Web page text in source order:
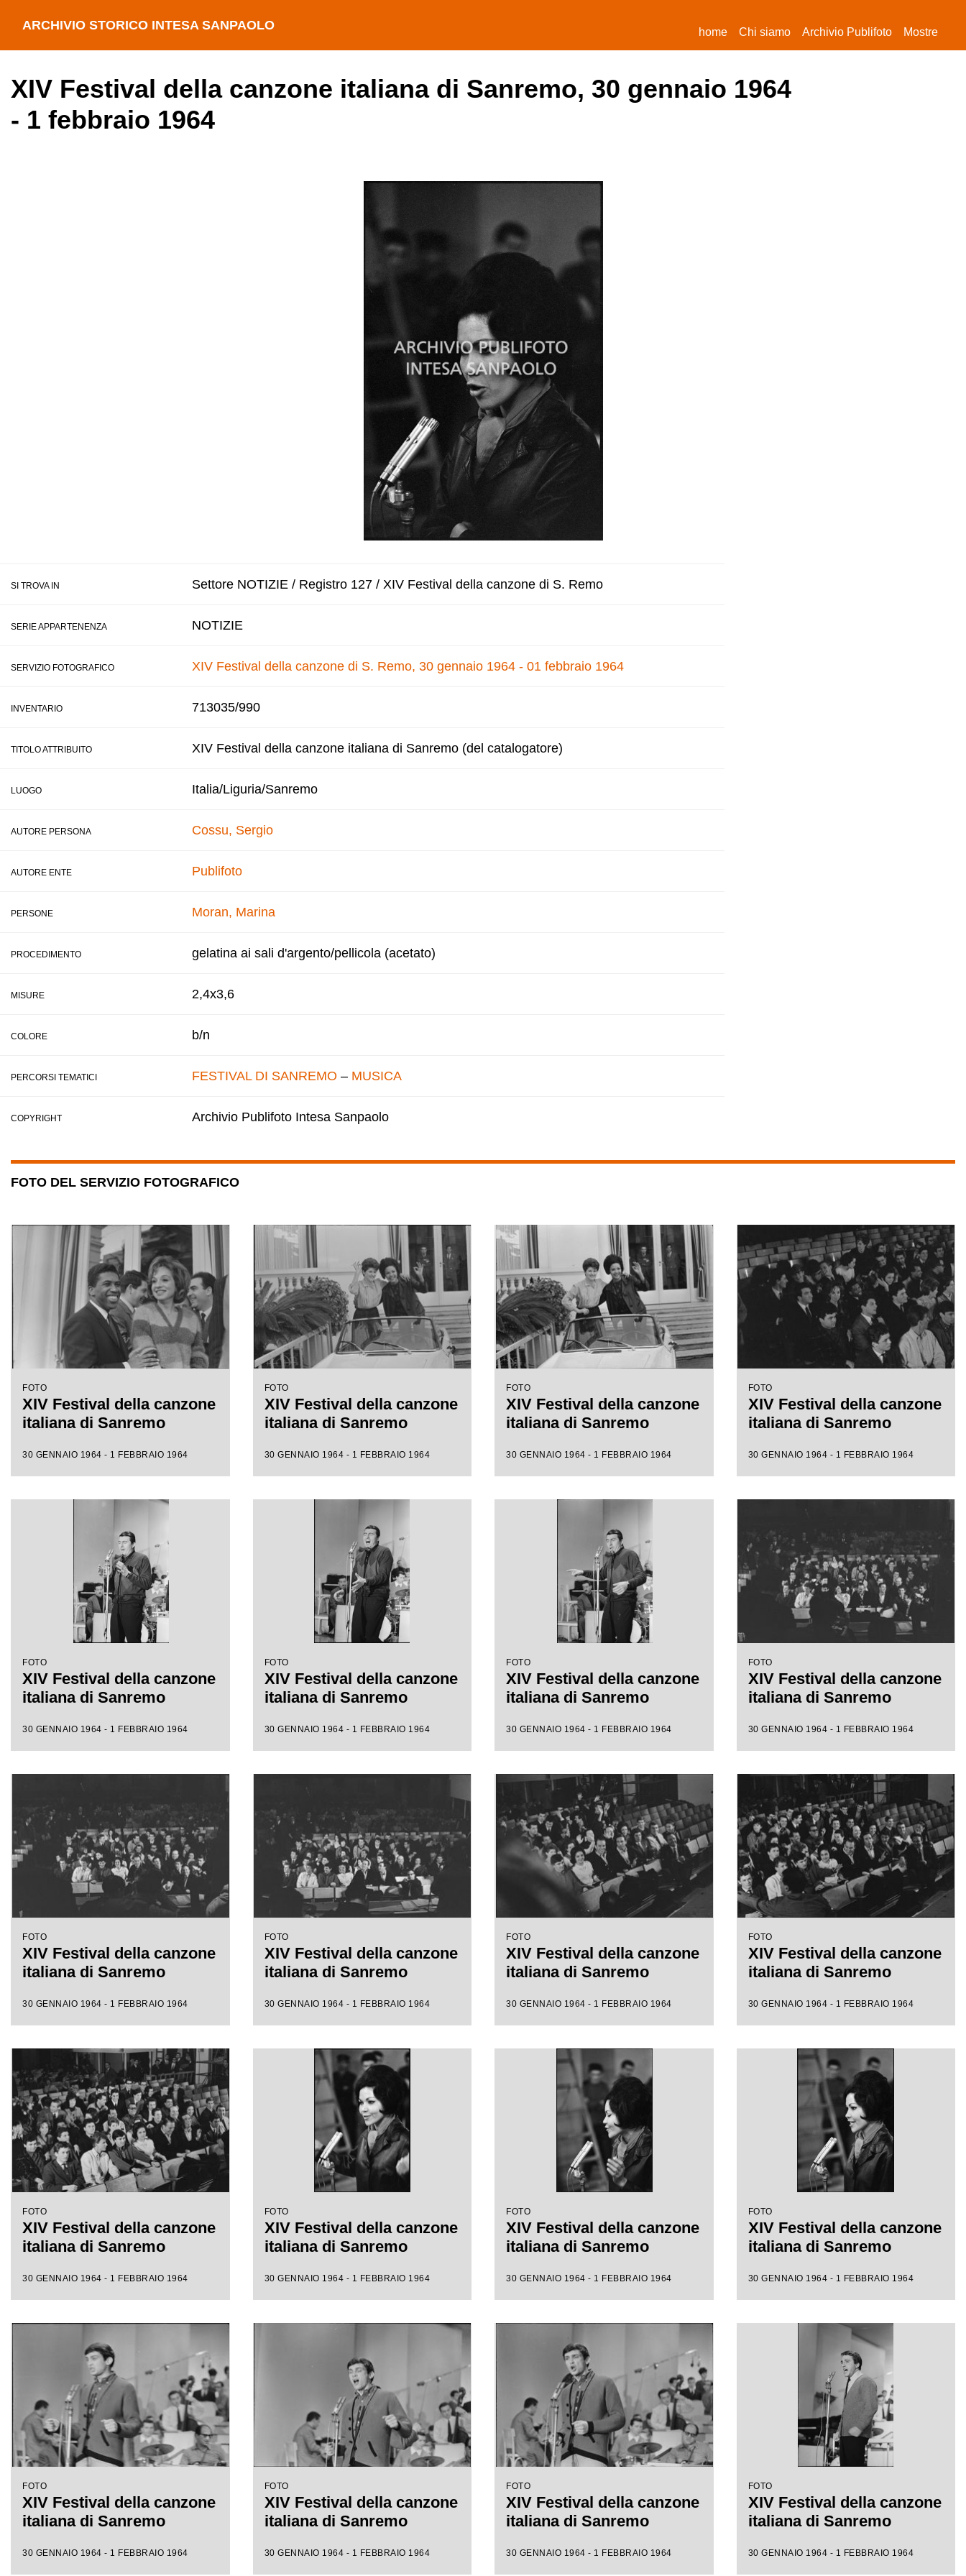
ARCHIVIO STORICO INTESA SANPAOLO home(current)
Chi siamo Archivio Publifoto Mostre
XIV Festival della canzone italiana di Sanremo, 30 gennaio 1964
- 1 febbraio 1964
SI TROVA IN Settore NOTIZIE / Registro 127 / XIV Festival della canzone di S. Remo
SERIE APPARTENENZA NOTIZIE
SERVIZIO FOTOGRAFICO XIV Festival della canzone di S. Remo, 30 gennaio 1964 - 01 febbraio 1964
INVENTARIO 713035/990
TITOLO ATTRIBUITO XIV Festival della canzone italiana di Sanremo (del catalogatore)
LUOGO Italia/Liguria/Sanremo
AUTORE PERSONA Cossu, Sergio
AUTORE ENTE Publifoto
PERSONE Moran, Marina
PROCEDIMENTO gelatina ai sali d'argento/pellicola (acetato)
MISURE 2,4x3,6
COLORE b/n
PERCORSI TEMATICI FESTIVAL DI SANREMO – MUSICA
COPYRIGHT Archivio Publifoto Intesa Sanpaolo
FOTO DEL SERVIZIO FOTOGRAFICO
FOTO
XIV Festival della canzone
italiana di Sanremo
30 GENNAIO 1964 - 1 FEBBRAIO 1964
FOTO
XIV Festival della canzone
italiana di Sanremo
30 GENNAIO 1964 - 1 FEBBRAIO 1964
FOTO
XIV Festival della canzone
italiana di Sanremo
30 GENNAIO 1964 - 1 FEBBRAIO 1964
FOTO
XIV Festival della canzone
italiana di Sanremo
30 GENNAIO 1964 - 1 FEBBRAIO 1964
FOTO
XIV Festival della canzone
italiana di Sanremo
30 GENNAIO 1964 - 1 FEBBRAIO 1964
FOTO
XIV Festival della canzone
italiana di Sanremo
30 GENNAIO 1964 - 1 FEBBRAIO 1964
FOTO
XIV Festival della canzone
italiana di Sanremo
30 GENNAIO 1964 - 1 FEBBRAIO 1964
FOTO
XIV Festival della canzone
italiana di Sanremo
30 GENNAIO 1964 - 1 FEBBRAIO 1964
FOTO
XIV Festival della canzone
italiana di Sanremo
30 GENNAIO 1964 - 1 FEBBRAIO 1964
FOTO
XIV Festival della canzone
italiana di Sanremo
30 GENNAIO 1964 - 1 FEBBRAIO 1964
FOTO
XIV Festival della canzone
italiana di Sanremo
30 GENNAIO 1964 - 1 FEBBRAIO 1964
FOTO
XIV Festival della canzone
italiana di Sanremo
30 GENNAIO 1964 - 1 FEBBRAIO 1964
FOTO
XIV Festival della canzone
italiana di Sanremo
30 GENNAIO 1964 - 1 FEBBRAIO 1964
FOTO
XIV Festival della canzone
italiana di Sanremo
30 GENNAIO 1964 - 1 FEBBRAIO 1964
FOTO
XIV Festival della canzone
italiana di Sanremo
30 GENNAIO 1964 - 1 FEBBRAIO 1964
FOTO
XIV Festival della canzone
italiana di Sanremo
30 GENNAIO 1964 - 1 FEBBRAIO 1964
FOTO
XIV Festival della canzone
italiana di Sanremo
30 GENNAIO 1964 - 1 FEBBRAIO 1964
FOTO
XIV Festival della canzone
italiana di Sanremo
30 GENNAIO 1964 - 1 FEBBRAIO 1964
FOTO
XIV Festival della canzone
italiana di Sanremo
30 GENNAIO 1964 - 1 FEBBRAIO 1964
FOTO
XIV Festival della canzone
italiana di Sanremo
30 GENNAIO 1964 - 1 FEBBRAIO 1964